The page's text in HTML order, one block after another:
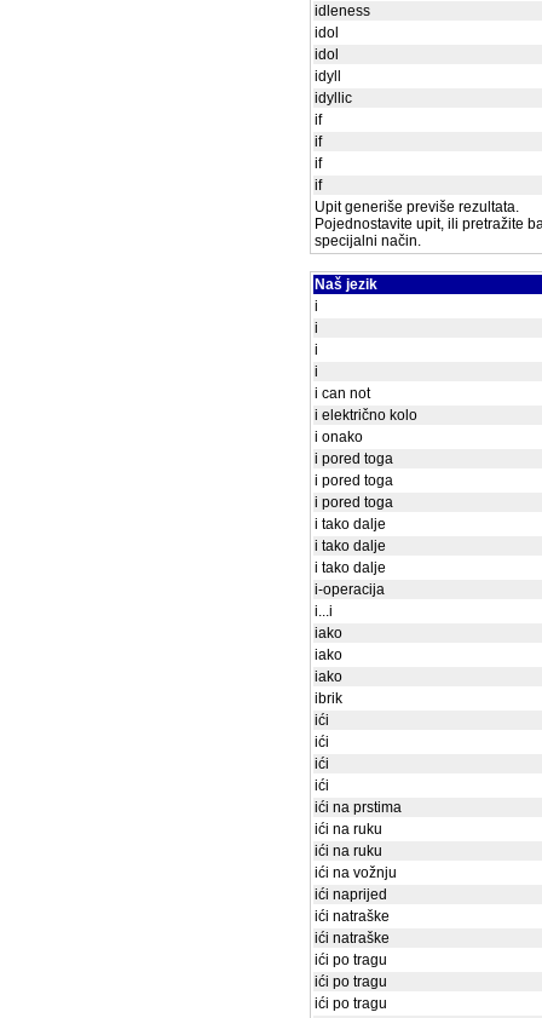
idleness
idol
idol
idyll
idyllic
if
if
if
if
Upit generiše previše rezultata.
Pojednostavite upit, ili pretražite
specijalni način.
Naš jezik
i
i
i
i
i can not
i električno kolo
i onako
i pored toga
i pored toga
i pored toga
i tako dalje
i tako dalje
i tako dalje
i-operacija
i...i
iako
iako
iako
ibrik
ići
ići
ići
ići
ići na prstima
ići na ruku
ići na ruku
ići na vožnju
ići naprijed
ići natraške
ići natraške
ići po tragu
ići po tragu
ići po tragu